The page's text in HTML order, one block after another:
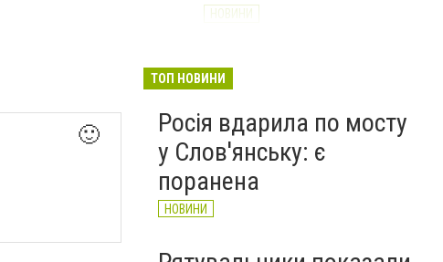
🙂
НОВИНИ
онлайн-акція до Дня молоді
Вчора
ТОП НОВИНИ
Росія вдарила по мосту
у Слов'янську: є
поранена
НОВИНИ